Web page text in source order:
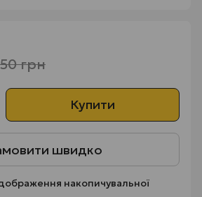
грн
Купити
швидко
накопичувальної